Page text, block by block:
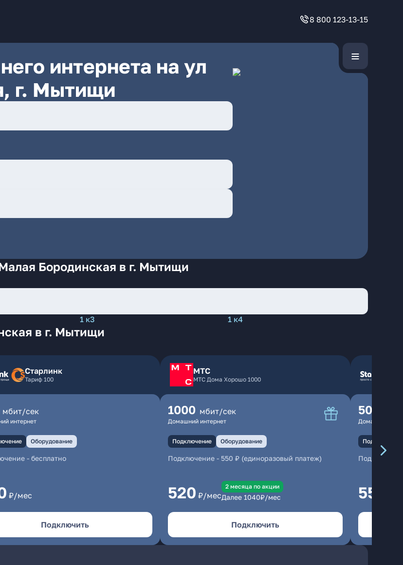
8 800 123-13-15
интернета на ул
г. Мытищи
Бородинская в г. Мытищи
1 к3 1 к4
в г. Мытищи
Старлинк
Тариф 100
мбит/сек
интернет
Оборудование
- бесплатно
₽/мес
Подключить
МТС
МТС Дома Хорошо 1000
1000 мбит/сек
Домашний интернет
Подключение Оборудование
Подключение - 550 ₽ (единоразовый платеж)
520 ₽/мес
2 месяцa по акции
Далее 1040₽/мес
Подключить
500
Домашний
Подключение
550